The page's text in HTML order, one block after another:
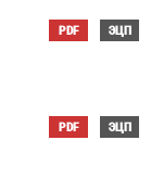
PDF ЭЦП
PDF ЭЦП